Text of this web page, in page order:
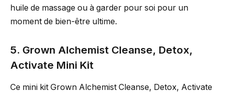
huile de massage ou à garder pour soi pour un
moment de bien-être ultime.
5. Grown Alchemist Cleanse, Detox,
Activate Mini Kit
Ce mini kit Grown Alchemist Cleanse, Detox, Activate